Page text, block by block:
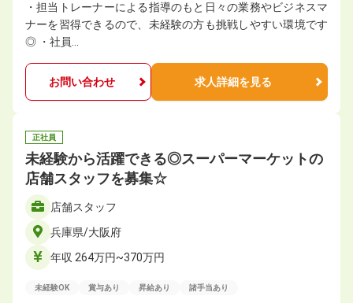
・担当トレーナーによる指導のもと日々の業務やビジネスマ
ナーを習得できるので、未経験の方も挑戦しやすい環境です
◎ ・社員…
お問い合わせ 求人詳細を見る
正社員
未経験から活躍できる◎スーパーマーケットの
店舗スタッフを募集☆
店舗スタッフ
兵庫県/大阪府
年収 264万円~370万円
未経験OK 賞与あり 昇給あり 諸手当あり